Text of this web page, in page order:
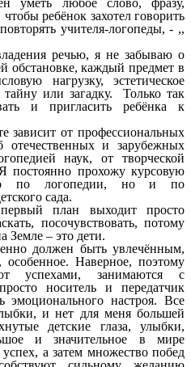
уметь любое слово, фразу,
ребёнок захотел говорить
учителя-логопеды, - ,,
речью, я не забываю о
обстановке, каждый предмет в
нагрузку, эстетическое
тайну или загадку. Только так
и пригласить ребёнка к
от профессиональных
отечественных и зарубежных
наук, от творческой
постоянно прохожу курсовую
по логопедии, но и по
сада.
план выходит просто
посочувствовать, потому
Земле – это дети.
должен быть увлечённым,
Наверное, поэтому
успехами, занимаются с
носитель и передатчик
настроя. Все
и нет для меня большей
детские глаза, улыбки,
и значительное в мире
а затем множество побед